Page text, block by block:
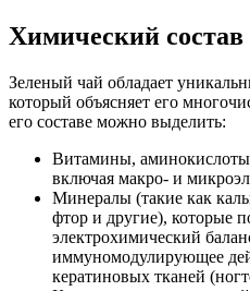
Химический состав
Зеленый чай обладает
который объясняет его
его составе можно выделить:
Витамины,
включая макро- и
Минералы (такие как
фтор и другие), которые
электрохимический
иммуномодулирующее
кератиновых тканей